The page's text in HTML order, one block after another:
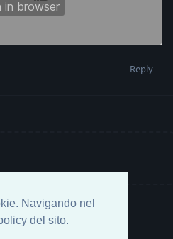
Navigando nel
del sito.
Reply